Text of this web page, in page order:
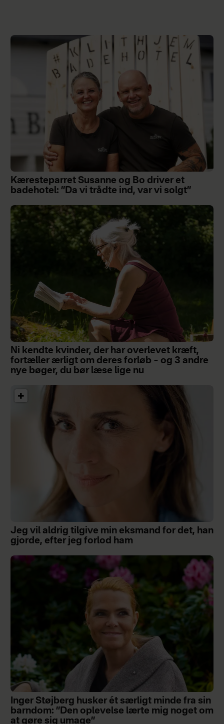
Kæresteparret Susanne og Bo driver et
badehotel: ”Da vi trådte ind, var vi solgt”
Ni kendte kvinder, der har overlevet kræft,
fortæller ærligt om deres forløb – og 3 andre
nye bøger, du bør læse lige nu
Jeg vil aldrig tilgive min eksmand for det, han
gjorde, efter jeg forlod ham
Inger Støjberg husker ét særligt minde fra sin
barndom: ”Den oplevelse lærte mig noget om
at gøre sig umage”